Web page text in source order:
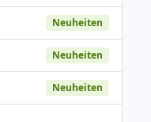
Neuheiten
Neuheiten
Neuheiten